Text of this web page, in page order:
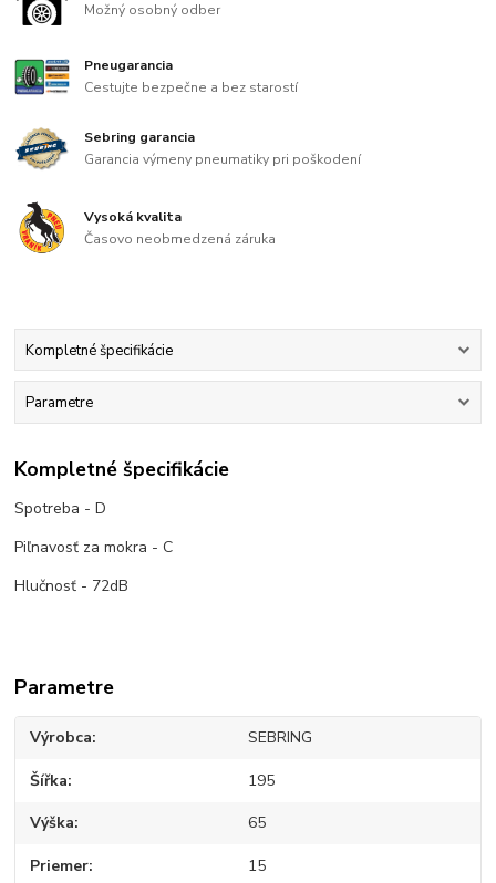
Možný osobný odber
Pneugarancia
Cestujte bezpečne a bez starostí
Sebring garancia
Garancia výmeny pneumatiky pri poškodení
Vysoká kvalita
Časovo neobmedzená záruka
Kompletné špecifikácie
Parametre
Kompletné špecifikácie
Spotreba - D
Piľnavosť za mokra - C
Hlučnosť - 72dB
Parametre
Výrobca SEBRING
Šířka 195
Výška 65
Priemer 15